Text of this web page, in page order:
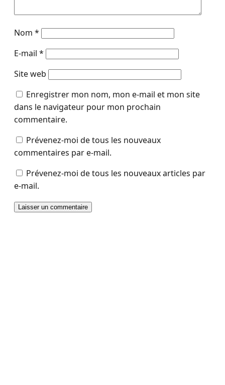
Nom *
E-mail *
Site web
Enregistrer mon nom, mon e-mail et mon site
dans le navigateur pour mon prochain
commentaire.
Prévenez-moi de tous les nouveaux
commentaires par e-mail.
Prévenez-moi de tous les nouveaux articles par
e-mail.